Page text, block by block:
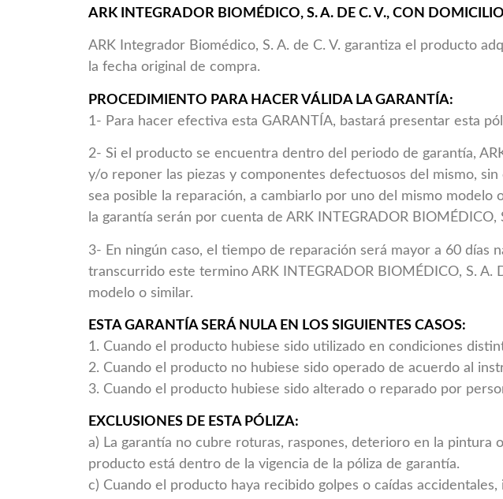
ARK INTEGRADOR BIOMÉDICO, S. A. DE C. V., CON
ARK Integrador Biomédico, S. A. de C. V. garantiza el producto
la fecha original de compra.
PROCEDIMIENTO PARA HACER VÁLIDA LA GARANTÍA:
1- Para hacer efectiva esta GARANTÍA, bastará presentar esta
2- Si el producto se encuentra dentro del periodo de garantía,
y/o reponer las piezas y componentes defectuosos del mismo,
sea posible la reparación, a cambiarlo por uno del mismo
la garantía serán por cuenta de ARK INTEGRADOR BIOMÉDICO,
3- En ningún caso, el tiempo de reparación será mayor a 60
transcurrido este termino ARK INTEGRADOR BIOMÉDICO, S.
modelo o similar.
ESTA GARANTÍA SERÁ NULA EN LOS SIGUIENTES CASOS:
1. Cuando el producto hubiese sido utilizado en condiciones
2. Cuando el producto no hubiese sido operado de acuerdo al
3. Cuando el producto hubiese sido alterado o reparado por
EXCLUSIONES DE ESTA PÓLIZA:
a) La garantía no cubre roturas, raspones, deterioro en la pintura
producto está dentro de la vigencia de la póliza de garantía.
c) Cuando el producto haya recibido golpes o caídas